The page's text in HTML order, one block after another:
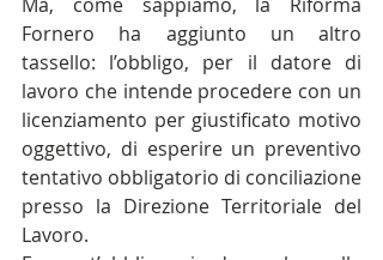
Fornero ha aggiunto un altro
tassello: l’obbligo, per il datore di
lavoro che intende procedere con un
licenziamento per giustificato motivo
oggettivo, di esperire un preventivo
tentativo obbligatorio di conciliazione
presso la Direzione Territoriale del
Lavoro.